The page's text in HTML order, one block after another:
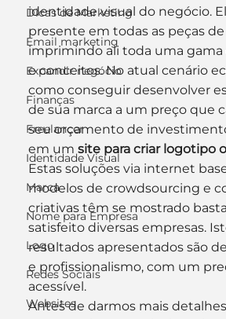
Dicas de Marketing
Email marketing
Expandir negócio
Finanças
Freelancer
Identidade Visual
Marca
Nome para Empresa
Logo
Redes Sociais
Websites
identidade visual do negócio.
presente em todas as peças
imprimindo ali toda uma gama
e conceitos. No atual cenário
como conseguir desenvolver
de sua marca a um preço que
seu orçamento de
em um site para criar logotipo
Estas soluções via internet
modelos de crowdsourcing e
criativas têm se mostrado
satisfeito diversas empresas.
resultados apresentados são
e profissionalismo, com um
acessível.
Antes de darmos mais